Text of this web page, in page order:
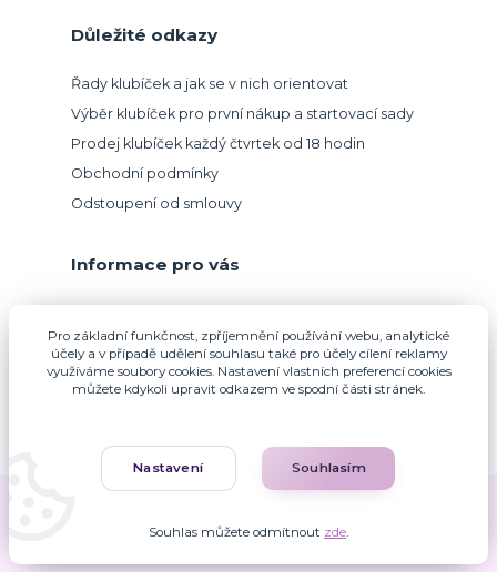
Důležité odkazy
Řady klubíček a jak se v nich orientovat
Výběr klubíček pro první nákup a startovací sady
Prodej klubíček každý čtvrtek od 18 hodin
Obchodní podmínky
Odstoupení od smlouvy
Informace pro vás
Eshop-rychle.cz
Pro základní funkčnost, zpříjemnění používání webu, analytické
účely a v případě udělení souhlasu také pro účely cílení reklamy
využíváme soubory cookies. Nastavení vlastních preferencí cookies
můžete kdykoli upravit odkazem ve spodní části stránek.
Nastavení Souhlasím
Souhlas můžete odmítnout zde.